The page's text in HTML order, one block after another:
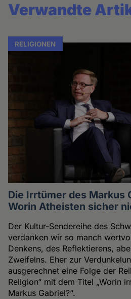
Verwandte
RELIGIONEN
Die Irrtümer des Markus
Worin Atheisten sicher
Der Kultur-Sendereihe des
verdanken wir so manch
Denkens, des Reflektierens,
Zweifelns. Eher zur
ausgerechnet eine Folge der
Religion“ mit dem Titel „Worin
Markus Gabriel?“.